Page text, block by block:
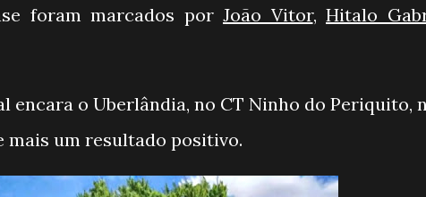
foram marcados por João Vitor, Hitalo
encara o Uberlândia, no CT Ninho do Periquito,
mais um resultado positivo.